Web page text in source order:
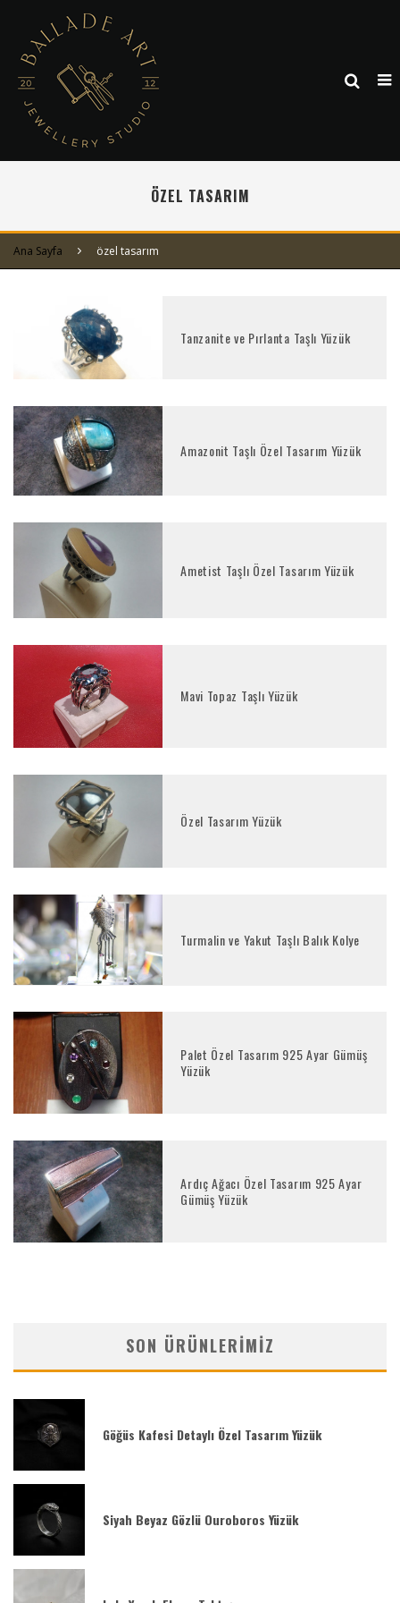
ÖZEL TASARIM
Ana Sayfa özel tasarım
Tanzanite ve Pırlanta Taşlı Yüzük
Amazonit Taşlı Özel Tasarım Yüzük
Ametist Taşlı Özel Tasarım Yüzük
Mavi Topaz Taşlı Yüzük
Özel Tasarım Yüzük
Turmalin ve Yakut Taşlı Balık Kolye
Palet Özel Tasarım 925 Ayar Gümüş
Yüzük
Ardıç Ağacı Özel Tasarım 925 Ayar
Gümüş Yüzük
SON ÜRÜNLERIMIZ
Göğüs Kafesi Detaylı Özel Tasarım Yüzük
Siyah Beyaz Gözlü Ouroboros Yüzük